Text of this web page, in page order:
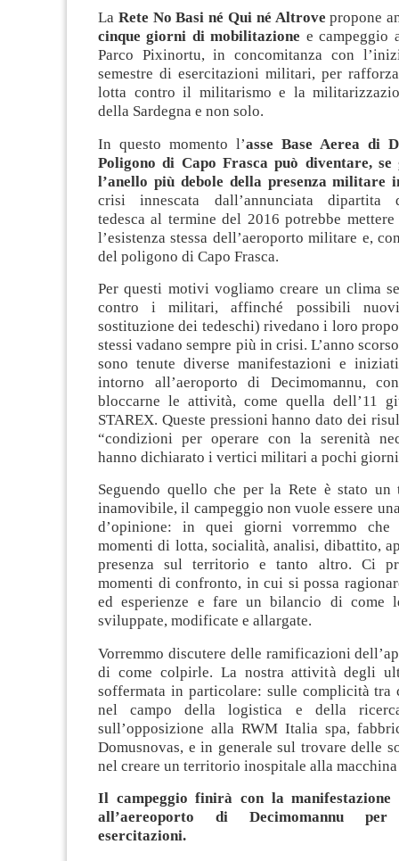
La Rete No Basi né Qui né Altrove propone
cinque giorni di mobilitazione e campeggio
Parco Pixinortu, in concomitanza con
semestre di esercitazioni militari, per
lotta contro il militarismo e la
della Sardegna e non solo.
In questo momento l’asse Base Aerea di
Poligono di Capo Frasca può diventare, se
l’anello più debole della presenza militare
crisi innescata dall’annunciata dipartita
tedesca al termine del 2016 potrebbe
l’esistenza stessa dell’aeroporto militare e,
del poligono di Capo Frasca.
Per questi motivi vogliamo creare un clima
contro i militari, affinché possibili
sostituzione dei tedeschi) rivedano i loro
stessi vadano sempre più in crisi. L’anno
sono tenute diverse manifestazioni e
intorno all’aeroporto di Decimomannu,
bloccarne le attività, come quella dell’11
STAREX. Queste pressioni hanno dato dei
“condizioni per operare con la serenità
hanno dichiarato i vertici militari a pochi
Seguendo quello che per la Rete è stato
inamovibile, il campeggio non vuole essere
d’opinione: in quei giorni vorremmo che
momenti di lotta, socialità, analisi, dibattito,
presenza sul territorio e tanto altro. Ci
momenti di confronto, in cui si possa
ed esperienze e fare un bilancio di come
sviluppate, modificate e allargate.
Vorremmo discutere delle ramificazioni
di come colpirle. La nostra attività degli
soffermata in particolare: sulle complicità
nel campo della logistica e della
sull’opposizione alla RWM Italia spa,
Domusnovas, e in generale sul trovare delle
nel creare un territorio inospitale alla
Il campeggio finirà con la
all’aereoporto di Decimomannu
esercitazioni.